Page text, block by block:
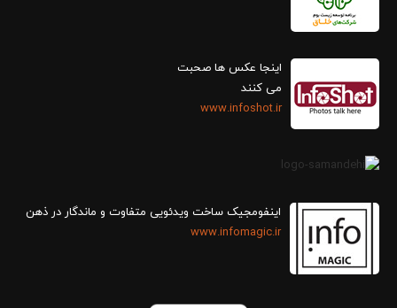
اینجا عکس ها صحبت
می کنند
www.infoshot.ir
اینفومجیک ساخت ویدئویی متفاوت و ماندگار در ذهن
www.infomagic.ir